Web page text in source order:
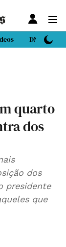
DN Sport
quarto
dos
dos
presidente
que